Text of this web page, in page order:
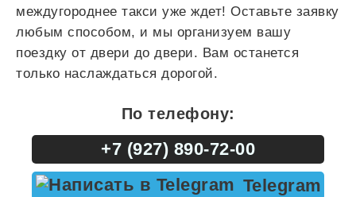
междугороднее такси уже ждет! Оставьте заявку
любым способом, и мы организуем вашу
поездку от двери до двери. Вам останется
только наслаждаться дорогой.
По телефону:
+7 (927) 890-72-00
Telegram